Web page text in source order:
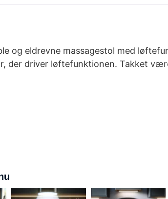
og eldrevne massagestol med
der driver løftefunktionen. Takket